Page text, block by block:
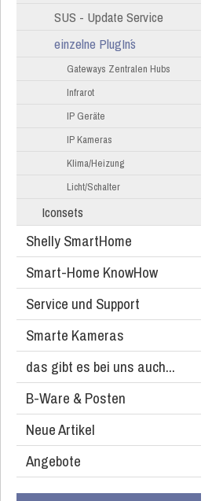
SUS - Update Service
einzelne PlugIn´s
Gateways Zentralen Hubs
Infrarot
IP Geräte
IP Kameras
Klima/Heizung
Licht/Schalter
Iconsets
Shelly SmartHome
Smart-Home KnowHow
Service und Support
Smarte Kameras
das gibt es bei uns auch...
B-Ware & Posten
Neue Artikel
Angebote